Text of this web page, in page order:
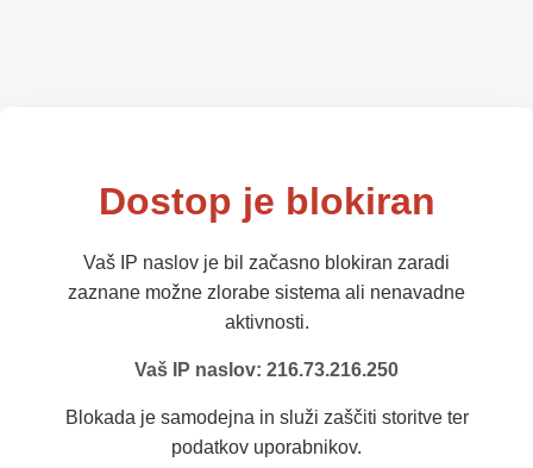
Dostop je blokiran
Vaš IP naslov je bil začasno blokiran zaradi
zaznane možne zlorabe sistema ali nenavadne
aktivnosti.
Vaš IP naslov: 216.73.216.250
Blokada je samodejna in služi zaščiti storitve ter
podatkov uporabnikov.